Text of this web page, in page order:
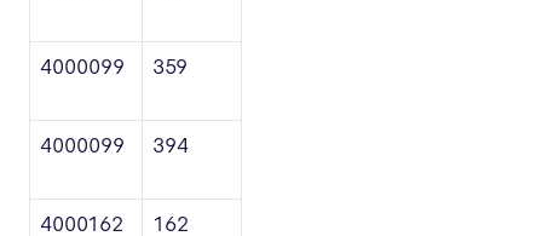
4000099 359
4000099 394
4000162 162